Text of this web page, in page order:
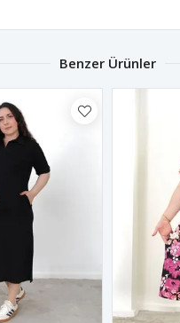
Benzer Ürünler